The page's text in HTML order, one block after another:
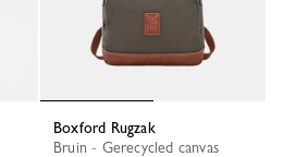
Boxford Rugzak
Bruin - Gerecycled canvas